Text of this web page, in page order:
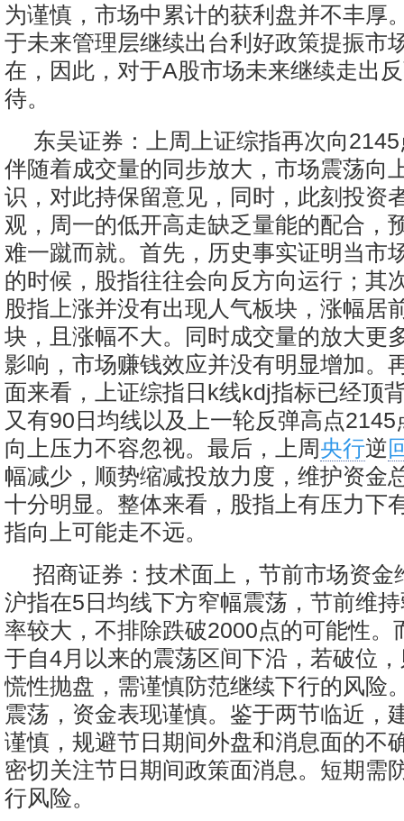
为谨慎，市场中累计的获利盘并不丰厚
于未来管理层继续出台利好政策提振市
在，因此，对于A股市场未来继续走出
待。
东吴证券：上周上证综指再次向
伴随着成交量的同步放大，市场震荡向
识，对此持保留意见，同时，此刻投资
观，周一的低开高走缺乏量能的配合，
难一蹴而就。首先，历史事实证明当市
的时候，股指往往会向反方向运行；其
股指上涨并没有出现人气板块，涨幅居
块，且涨幅不大。同时成交量的放大更
影响，市场赚钱效应并没有明显增加。
面来看，上证综指日k线kdj指标已经顶
又有90日均线以及上一轮反弹高点
向上压力不容忽视。最后，上周央行逆
幅减少，顺势缩减投放力度，维护资金
十分明显。整体来看，股指上有压力下
指向上可能走不远。
招商证券：技术面上，节前市场资金
沪指在5日均线下方窄幅震荡，节前维
率较大，不排除跌破2000点的可能性。
于自4月以来的震荡区间下沿，若破位
慌性抛盘，需谨慎防范继续下行的风险
震荡，资金表现谨慎。鉴于两节临近，
谨慎，规避节日期间外盘和消息面的不
密切关注节日期间政策面消息。短期需
行风险。